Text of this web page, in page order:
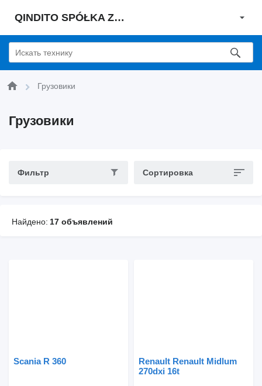
QINDITO SPÓŁKA Z OGRANICZONĄ ODPOWIEDZIALNOŚCIĄ
Грузовики
Грузовики
Фильтр Сортировка
Найдено: 17 объявлений
Scania R 360
Renault Renault Midlum
270dxi 16t